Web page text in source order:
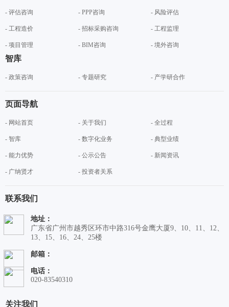
- 评估咨询 - PPP咨询 - 风险评估
- 工程造价 - 招标采购咨询 - 工程监理
- 项目管理 - BIM咨询 - 境外咨询
智库
- 政策咨询 - 专题研究 - 产学研合作
页面导航
- 网站首页 - 关于我们 - 全过程
- 智库 - 数字化业务 - 典型业绩
- 能力优势 - 公示公告 - 新闻资讯
- 广纳贤才 - 投资者关系
联系我们
地址：
广东省广州市越秀区环市中路316号金鹰大厦9、10、11、12、
13、15、16、24、25楼
邮箱：
电话：
020-83540310
关注我们